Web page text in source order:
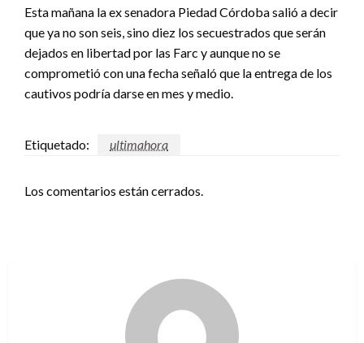
Esta mañana la ex senadora Piedad Córdoba salió a decir
que ya no son seis, sino diez los secuestrados que serán
dejados en libertad por las Farc y aunque no se
comprometió con una fecha señaló que la entrega de los
cautivos podría darse en mes y medio.
Etiquetado: ultimahora
Los comentarios están cerrados.